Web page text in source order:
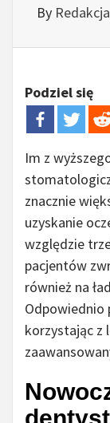
By Redakcja
Podziel się
Im z
znacznie
uzyskanie
względzie
pacjentów
również na
Odpowiednio
korzystając z